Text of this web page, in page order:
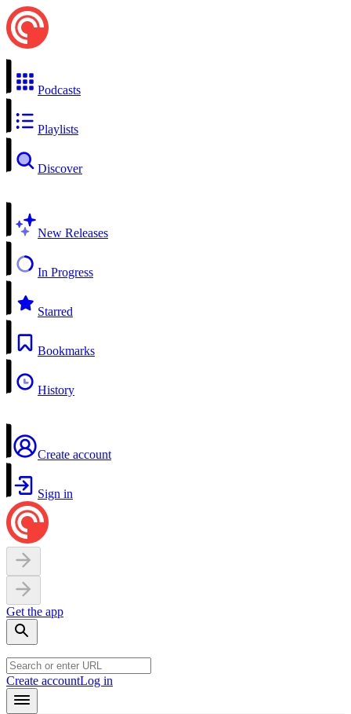
Podcasts
Playlists
Discover
New Releases
In Progress
Starred
Bookmarks
History
Create account
Sign in
Get the app
Create accountLog in